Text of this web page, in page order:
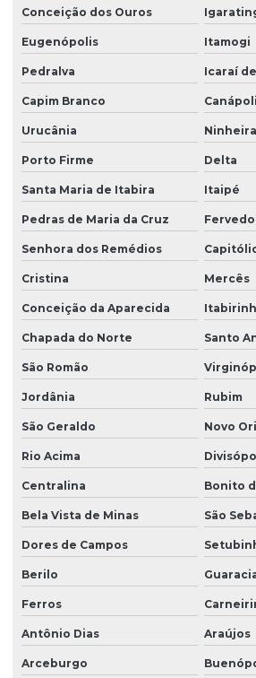
Conceição dos Ouros
Eugenópolis Itamogi
Pedralva Icaraí
Capim Branco
Urucânia Ninheira
Porto Firme Delta
Santa Maria de Itabira Itaipé
Pedras de Maria da Cruz
Senhora dos Remédios
Cristina Mercês
Conceição da Aparecida
Chapada do Norte Santo
São Romão
Jordânia Rubim
São Geraldo Novo
Rio Acima
Centralina Bonito
Bela Vista de Minas São
Dores de Campos
Berilo
Ferros
Antônio Dias Araújos
Arceburgo